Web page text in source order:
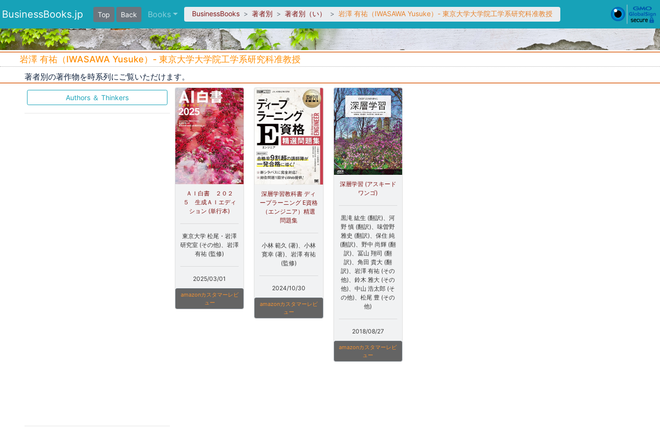
BusinessBooks.jp Top Back Books BusinessBooks 著者別 著者別（い） 岩澤 有祐（IWASAWA Yusuke）- 東京大学大学院工学系研究科准教授
岩澤 有祐（IWASAWA Yusuke）- 東京大学大学院工学系研究科准教授
著者別の著作物を時系列にご覧いただけます。
Authors ＆ Thinkers
ＡＩ白書 ２０２
５ 生成ＡＩエディ
ション (単行本)
東京大学 松尾・岩澤
研究室 (その他)、岩澤
有祐 (監修)
2025/03/01
amazonカスタマーレビ
ュー
深層学習教科書 ディ
ープラーニング E資格
（エンジニア）精選
問題集
小林 範久 (著)、小林
寛幸 (著)、岩澤 有祐
(監修)
2024/10/30
amazonカスタマーレビ
ュー
深層学習 (アスキード
ワンゴ)
黒滝 紘生 (翻訳)、河
野 慎 (翻訳)、味曽野
雅史 (翻訳)、保住 純
(翻訳)、野中 尚輝 (翻
訳)、冨山 翔司 (翻
訳)、角田 貴大 (翻
訳)、岩澤 有祐 (その
他)、鈴木 雅大 (その
他)、中山 浩太郎 (そ
の他)、松尾 豊 (その
他)
2018/08/27
amazonカスタマーレビ
ュー